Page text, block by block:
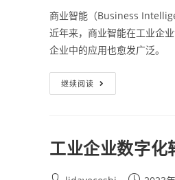
商业智能（Business
近年来，商业智能在工业企
企业中的应用也愈发广泛。
继续阅读
工业企业数字化